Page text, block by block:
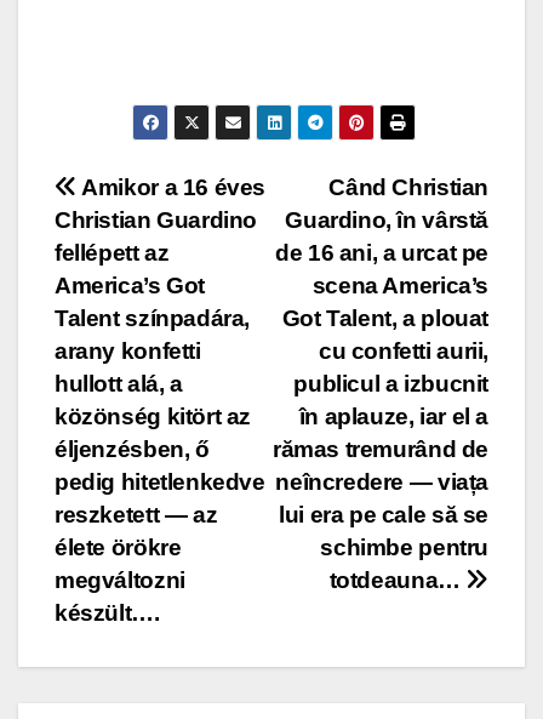
Post
navigation
Când Christian
Guardino, în vârstă
de 16 ani, a urcat pe
scena America’s
Got Talent, a plouat
cu confetti aurii,
publicul a izbucnit
în aplauze, iar el a
rămas tremurând de
neîncredere — viața
lui era pe cale să se
schimbe pentru
totdeauna…
Amikor a 16 éves
Christian Guardino
fellépett az
America’s Got
Talent színpadára,
arany konfetti
hullott alá, a
közönség kitört az
éljenzésben, ő
pedig hitetlenkedve
reszketett — az
élete örökre
megváltozni
készült….